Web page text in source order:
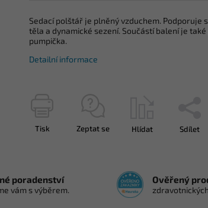
Sedací polštář je plněný vzduchem. Podporuje
těla a dynamické sezení. Součástí balení je
pumpička.
Detailní informace
Tisk Zeptat se Hlídat Sdílet
poradenství
vám s výběrem.
Ověřený